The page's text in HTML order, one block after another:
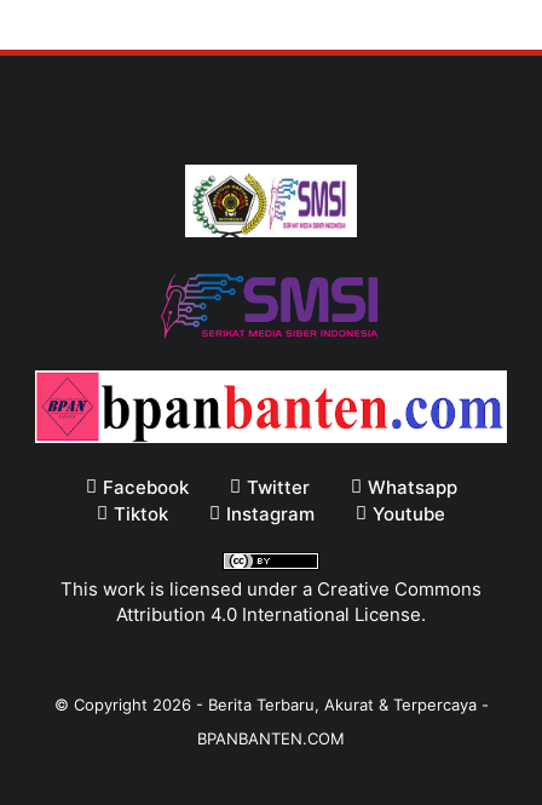
Facebook Twitter
Whatsapp
Tiktok
Instagram Youtube
This work is licensed under a Creative Commons
Attribution 4.0 International License.
© Copyright 2026- Berita Terbaru, Akurat & Terpercaya -
BPANBANTEN.COM